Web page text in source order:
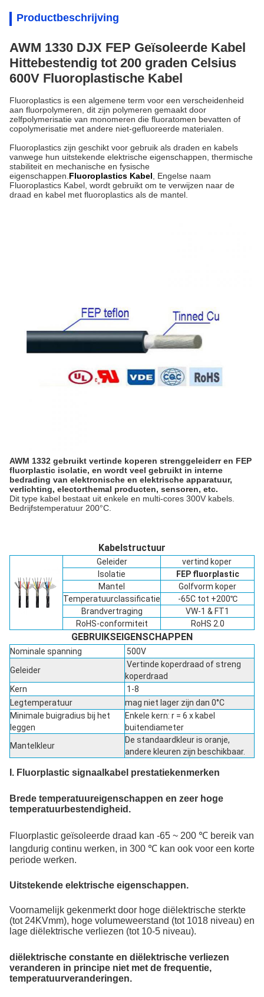
Productbeschrijving
AWM 1330 DJX FEP Geïsoleerde Kabel
Hittebestendig tot 200 graden Celsius
600V Fluoroplastische Kabel
Fluoroplastics is een algemene term voor een verscheidenheid
aan fluorpolymeren, dit zijn polymeren gemaakt door
zelfpolymerisatie van monomeren die fluoratomen bevatten of
copolymerisatie met andere niet-gefluoreerde materialen.
Fluoroplastics zijn geschikt voor gebruik als draden en kabels
vanwege hun uitstekende elektrische eigenschappen, thermische
stabiliteit en mechanische en fysische
eigenschappen. Fluoroplastics Kabel , Engelse naam
Fluoroplastics Kabel, wordt gebruikt om te verwijzen naar de
draad en kabel met fluoroplastics als de mantel.
AWM 1332 gebruikt vertinde koperen strenggeleiderr en FEP
fluorplastic isolatie, en wordt veel gebruikt in interne
bedrading van elektronische en elektrische apparatuur,
verlichting, electorthemal producten, sensoren, etc.
Dit type kabel bestaat uit enkele en multi-cores 300V kabels.
Bedrijfstemperatuur 200°C.
Kabelstructuur
Geleider
vertind koper
Isolatie
FEP fluorplastic
Mantel
Golfvorm koper
Temperatuurclassificatie
-65C tot +200℃
Brandvertraging
VW-1 & FT1
RoHS-conformiteit
RoHS 2.0
GEBRUIKSEIGENSCHAPPEN
Nominale spanning
500V
Geleider
Vertinde koperdraad of streng
koperdraad
Kern
1-8
Legtemperatuur
mag niet lager zijn dan 0°C
Minimale buigradius bij het
leggen
Enkele kern: r = 6 x kabel
buitendiameter
Mantelkleur
De standaardkleur is oranje,
andere kleuren zijn beschikbaar.
I. Fluorplastic signaalkabel prestatiekenmerken
Brede temperatuureigenschappen en zeer hoge
temperatuurbestendigheid.
Fluorplastic geïsoleerde draad kan -65 ~ 200 ℃ bereik van
langdurig continu werken, in 300 ℃ kan ook voor een korte
periode werken.
Uitstekende elektrische eigenschappen.
Voornamelijk gekenmerkt door hoge diëlektrische sterkte
(tot 24KVmm), hoge volumeweerstand (tot 1018 niveau) en
lage diëlektrische verliezen (tot 10-5 niveau).
diëlektrische constante en diëlektrische verliezen
veranderen in principe niet met de frequentie,
temperatuurveranderingen.